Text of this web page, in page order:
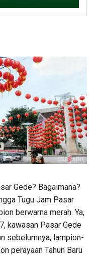
Gede? Bagaimana?
Tugu Jam Pasar
berwarna merah. Ya,
kawasan Pasar Gede
sebelumnya, lampion-
perayaan Tahun Baru